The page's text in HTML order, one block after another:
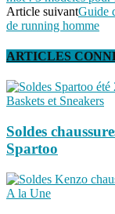
Article suivantGuide
de running homme
ARTICLES
Baskets et Sneakers
Soldes
Spartoo
A la Une